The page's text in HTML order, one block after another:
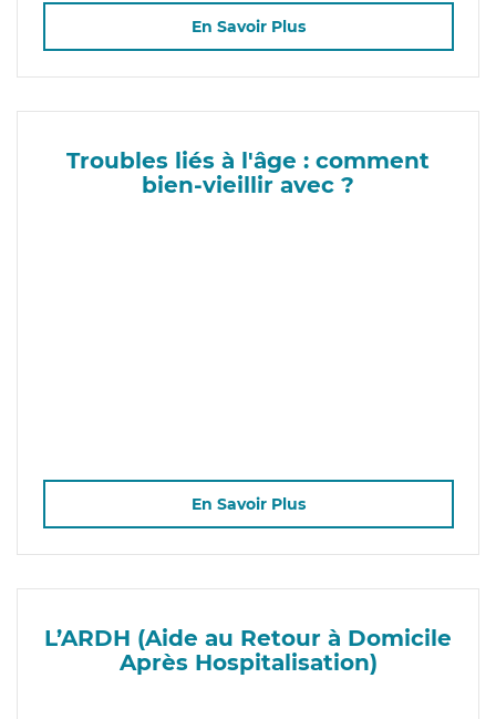
En Savoir Plus
Troubles liés à l'âge : comment
bien-vieillir avec ?
En Savoir Plus
L’ARDH (Aide au Retour à Domicile
Après Hospitalisation)